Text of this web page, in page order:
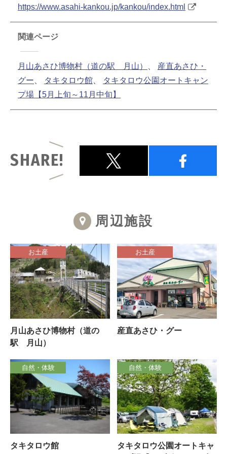
https://www.asahi-kankou.jp/kankou/index.html
関連ページ
月山あさひ博物村（道の駅 月山）
産直あさひ・
グー
タキタロウ館
タキタロウ公園オートキャン
プ場【5月上旬～11月中旬】
SHARE!
周辺施設
お土産
月山あさひ博物村（道の
駅 月山）
お土産
産直あさひ・グー
自然・体験
タキタロウ館
自然・体験
タキタロウ公園オートキャ